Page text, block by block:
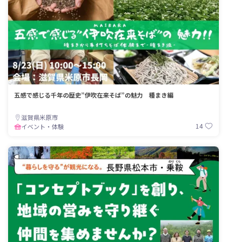
五感で感じる千年の歴史”伊吹在来そば”の魅力 種まき編
滋賀県米原市
イベント・体験
14